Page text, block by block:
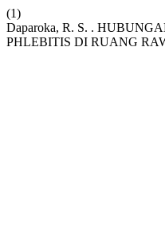
(1)
Daparoka, R. S. .
PHLEBITIS DI RUANG